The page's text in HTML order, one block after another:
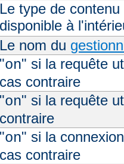
Le type de
disponible à
Le nom du
"on" si la requête
cas contraire
"on" si la requête
contraire
"on" si la
cas contraire